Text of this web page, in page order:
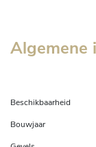
Algemene
Beschikbaarheid
Bouwjaar